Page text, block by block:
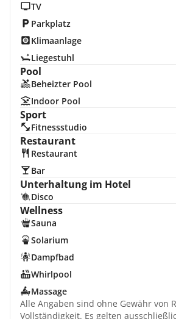
TV
Parkplatz
Klimaanlage
Liegestuhl
Pool
Beheizter Pool
Indoor Pool
Sport
Fitnessstudio
Restaurant
Restaurant
Bar
Unterhaltung im Hotel
Disco
Wellness
Sauna
Solarium
Dampfbad
Whirlpool
Massage
Alle Angaben sind ohne Gewähr von
Vollständigkeit. Es gelten